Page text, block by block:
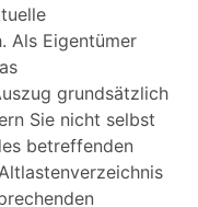
Als Eigentümer
grundsätzlich
Sie nicht selbst
betreffenden